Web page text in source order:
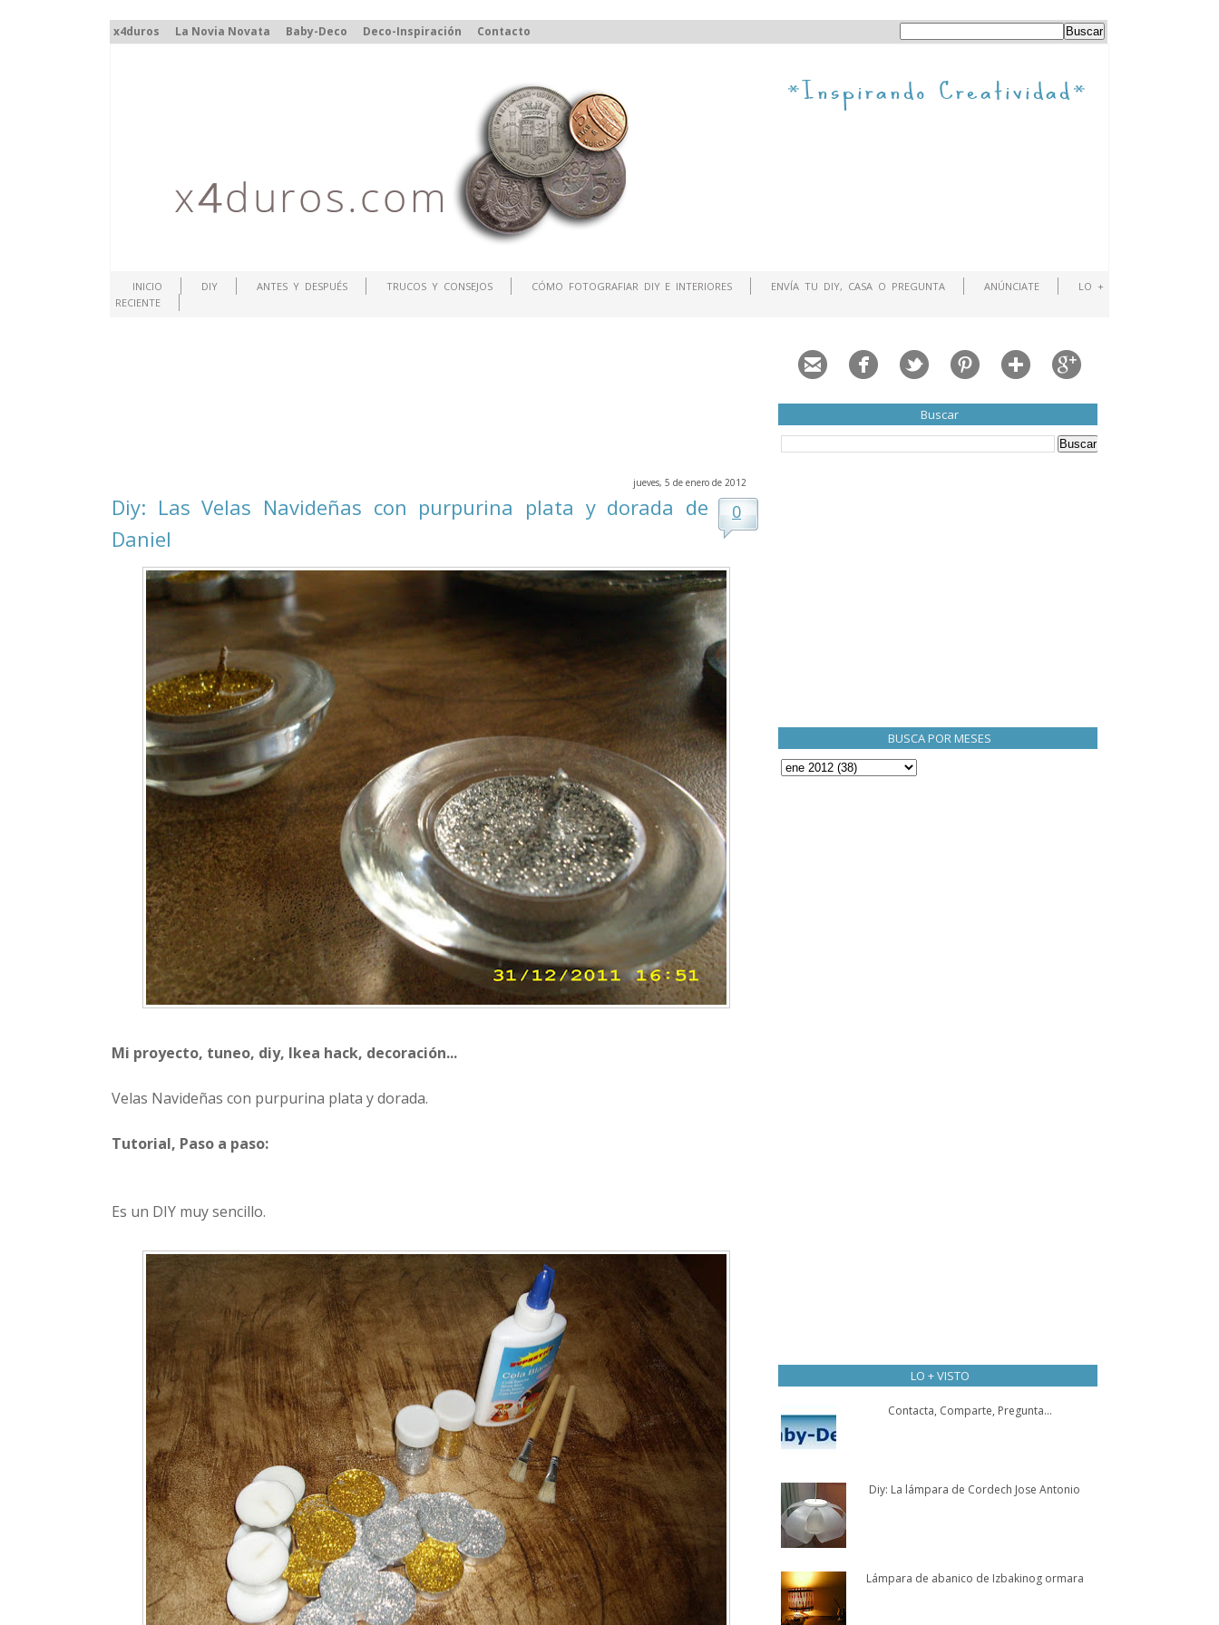
x4duros La Novia Novata Baby-Deco Deco-Inspiración Contacto
INICIO DIY ANTES Y DESPUÉS TRUCOS Y CONSEJOS CÓMO FOTOGRAFIAR DIY E INTERIORES ENVÍA TU DIY, CASA O PREGUNTA ANÚNCIATE
LO +
RECIENTE
jueves, 5 de enero de 2012
0
Diy: Las Velas Navideñas con purpurina plata y dorada de
Daniel
Mi proyecto, tuneo, diy, Ikea hack, decoración...
Velas Navideñas con purpurina plata y dorada.
Tutorial, Paso a paso:
Es un DIY muy sencillo.
Buscar
BUSCA POR MESES
LO + VISTO
Contacta, Comparte, Pregunta...
Diy: La lámpara de Cordech Jose Antonio
Lámpara de abanico de Izbakinog ormara